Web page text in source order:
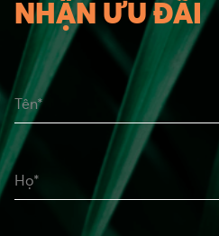
NHẬN ƯU ĐÃI
Tên*
Họ*